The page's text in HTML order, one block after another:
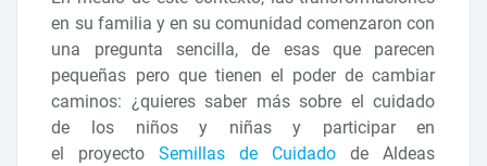
en su familia y en su comunidad comenzaron con
una pregunta sencilla, de esas que parecen
pequeñas pero que tienen el poder de cambiar
caminos: ¿quieres saber más sobre el cuidado
de los niños y niñas y participar en
el proyectoSemillas de Cuidado de Aldeas